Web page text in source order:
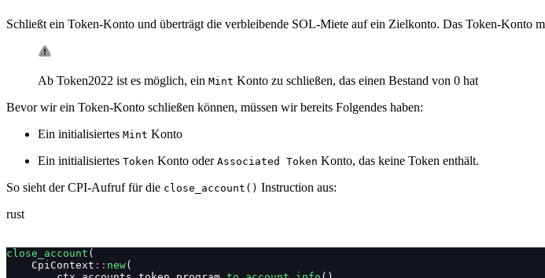
Schließt ein Token-Konto und überträgt die verbleibende SOL-Miete auf ein Zielkonto. Das Token-Konto
Ab Token2022 ist es möglich, ein Mint Konto zu schließen, das einen Bestand von 0 hat
Bevor wir ein Token-Konto schließen können, müssen wir bereits Folgendes haben:
Ein initialisiertes Mint Konto
Ein initialisiertes Token Konto oder Associated Token Konto, das keine Token enthält.
So sieht der CPI-Aufruf für die close_account() Instruction aus:
rust
close_account (
    CpiContext
:: new(